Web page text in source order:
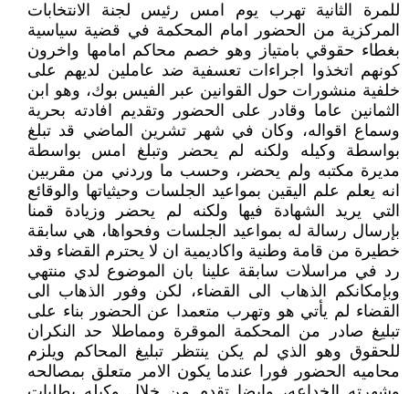
للمرة الثانية تهرب يوم امس رئيس لجنة الانتخابات
المركزية من الحضور امام المحكمة في قضية سياسية
بغطاء حقوقي بامتياز وهو خصم محاكم امامها واخرون
كونهم اتخذوا اجراءات تعسفية ضد عاملين لديهم على
خلفية منشورات حول القوانين عبر الفيس بوك، وهو ابن
الثمانين عاما وقادر على الحضور وتقديم افادته بحرية
وسماع اقواله، وكان في شهر تشرين الماضي قد تبلغ
بواسطة وكيله ولكنه لم يحضر وتبلغ امس بواسطة
مديرة مكتبه ولم يحضر، وحسب ما وردني من مقربين
انه يعلم علم اليقين بمواعيد الجلسات وحيثياتها والوقائع
التي يريد الشهادة فيها ولكنه لم يحضر وزيادة قمنا
بإرسال رسالة له بمواعيد الجلسات وفحواها، هي سابقة
خطيرة من قامة وطنية واكاديمية ان لا يحترم القضاء وقد
رد في مراسلات سابقة علينا بان الموضوع لدي منتهي
وبإمكانكم الذهاب الى القضاء، لكن وفور الذهاب الى
القضاء لم يأتي هو وتهرب متعمدا عن الحضور بناء على
تبليغ صادر من المحكمة الموقرة ومماطلا حد النكران
للحقوق وهو الذي لم يكن ينتظر تبليغ المحاكم ويلزم
محاميه الحضور فورا عندما يكون الامر متعلق بمصالحه